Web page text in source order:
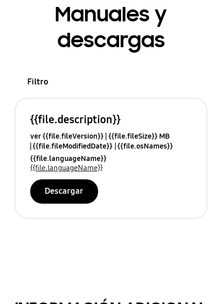
Manuales y
descargas
Filtro
{{file.description}}
ver {{file.fileVersion}} {{file.fileSize}} MB
{{file.fileModifiedDate}} {{file.osNames}}
{{file.languageName}}
{{file.languageName}}
Descargar